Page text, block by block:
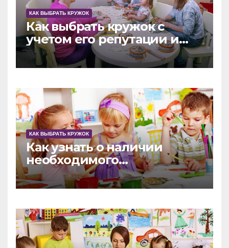
КАК ВЫБРАТЬ КРУЖОК
Как выбрать кружок с
учетом его репутации и
наград
КАК ВЫБРАТЬ КРУЖОК
Как узнать о наличии
необходимого
оборудования в
развивающем кружке